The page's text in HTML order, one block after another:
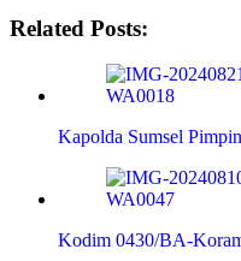
Related Posts:
Kapolda Sumsel
Kodim 0430/BA-